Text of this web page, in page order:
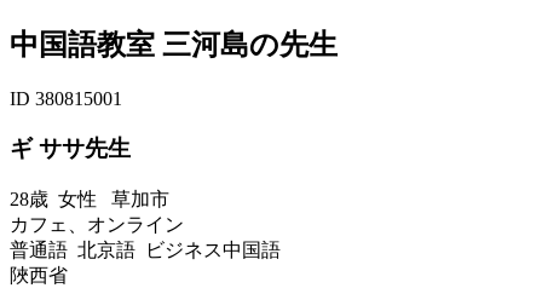
中国語教室 三河島の先生
ID 380815001
ギ ササ先生
28歳 女性 草加市
カフェ、オンライン
普通語 北京語 ビジネス中国語
陜西省